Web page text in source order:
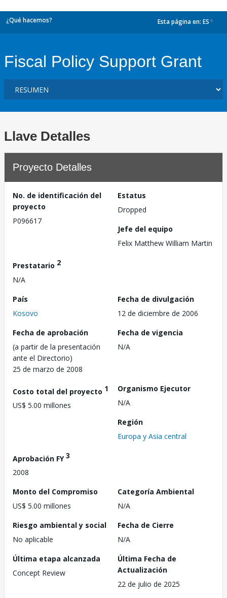
¿Qué hacemos? Esta página en: ES
Fiscal Policy Support Grant
Llave Detalles
Proyecto Detalles
No. de identificación del
proyecto
P096617
Estatus
Dropped
Jefe del equipo
Felix Matthew William Martin
Prestatario 2
N/A
País
Kosovo
Fecha de divulgación
12 de diciembre de 2006
Fecha de aprobación
(a partir de la presentación
ante el Directorio)
25 de marzo de 2008
Fecha de vigencia
N/A
Costo total del proyecto 1
US$ 5.00 millones
Organismo Ejecutor
N/A
Región
Europa y Asia central
Aprobación FY3
2008
Monto del Compromiso
US$ 5.00 millones
Categoría Ambiental
N/A
Riesgo ambiental y social
No aplicable
Fecha de Cierre
N/A
Última etapa alcanzada
Concept Review
Última Fecha de
Actualización
22 de julio de 2025